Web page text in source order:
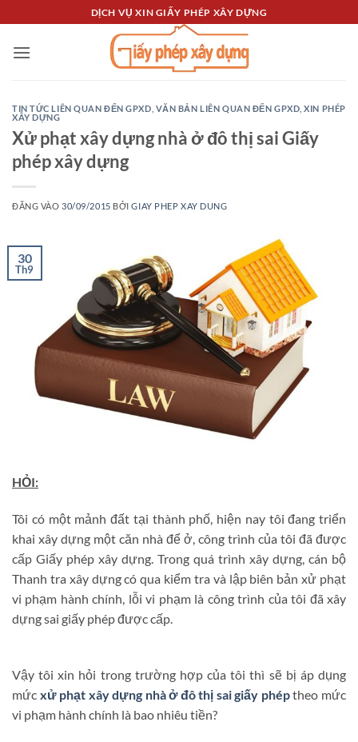
qua
nội
DỊCH VỤ XIN GIẤY PHÉP XÂY DỰNG
TIN TỨC LIÊN QUAN ĐẾN GPXD VĂN BẢN LIÊN QUAN ĐẾN GPXD ,XIN PHÉP
XÂY DỰNG
Xử phạt xây dựng nhà ở đô thị sai Giấy
phép xây dựng
ĐĂNG VÀO 30/09/2015 BỞIGIAY PHEP XAY DUNG
30
Th9
HỎI:
Tôi có một mảnh đất tại thành phố, hiện nay tôi đang triển
khai xây dựng một căn nhà để ở, công trình của tôi đã được
cấp Giấy phép xây dựng. Trong quá trình xây dựng, cán bộ
Thanh tra xây dựng có qua kiểm tra và lập biên bản xử phạt
vi phạm hành chính, lỗi vi phạm là công trình của tôi đã xây
dựng sai giấy phép được cấp.
Vậy tôi xin hỏi trong trường hợp của tôi thì sẽ bị áp dụng
mức xử phạt xây dựng nhà ở đô thị sai giấy phéptheo mức
vi phạm hành chính là bao nhiêu tiền?